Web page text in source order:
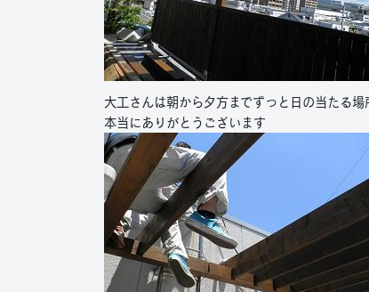
大工さんは朝から夕方までずっと日の当たる
本当にありがとうございます